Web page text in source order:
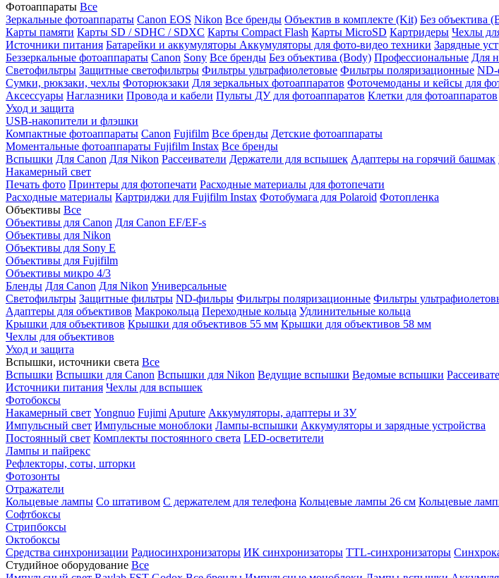
Фотоаппараты Все
Зеркальные фотоаппараты Canon EOS Nikon Все бренды Объектив в комплекте (Kit) Без объектива
Карты памяти Карты SD / SDHC / SDXC Карты Compact Flash Карты MicroSD Картридеры Чехлы
Источники питания Батарейки и аккумуляторы Аккумуляторы для фото-видео техники Зарядные
Беззеркальные фотоаппараты Canon Sony Все бренды Без объектива (Body) Профессиональные Для
Светофильтры Защитные светофильтры Фильтры ультрафиолетовые Фильтры поляризационные ND-
Сумки, рюкзаки, чехлы Фоторюкзаки Для зеркальных фотоаппаратов Фоточемоданы и кейсы для
Аксессуары Наглазники Провода и кабели Пульты ДУ для фотоаппаратов Клетки для фотоаппаратов
Уход и защита
USB-накопители и флэшки
Компактные фотоаппараты Canon Fujifilm Все бренды Детские фотоаппараты
Моментальные фотоаппараты Fujifilm Instax Все бренды
Вспышки Для Canon Для Nikon Рассеиватели Держатели для вспышек Адаптеры на горячий башмак
Накамерный свет
Печать фото Принтеры для фотопечати Расходные материалы для фотопечати
Расходные материалы Картриджи для Fujifilm Instax Фотобумага для Polaroid Фотопленка
Объективы Все
Объективы для Canon Для Canon EF/EF-s
Объективы для Nikon
Объективы для Sony E
Объективы для Fujifilm
Объективы микро 4/3
Бленды Для Canon Для Nikon Универсальные
Светофильтры Защитные фильтры ND-фильры Фильтры поляризационные Фильтры
Адаптеры для объективов Макрокольца Переходные кольца Удлинительные кольца
Крышки для объективов Крышки для объективов 55 мм Крышки для объективов 58 мм
Чехлы для объективов
Уход и защита
Вспышки, источники света Все
Вспышки Вспышки для Canon Вспышки для Nikon Ведущие вспышки Ведомые вспышки
Источники питания Чехлы для вспышек
Фотобоксы
Накамерный свет Yongnuo Fujimi Aputure Аккумуляторы, адаптеры и ЗУ
Импульсный свет Импульсные моноблоки Лампы-вспышки Аккумуляторы и зарядные устройства
Постоянный свет Комплекты постоянного света LED-осветители
Лампы и пайрекс
Рефлекторы, соты, шторки
Фотозонты
Отражатели
Кольцевые лампы Со штативом С держателем для телефона Кольцевые лампы 26 см Кольцевые
Софтбоксы
Стрипбоксы
Октобоксы
Средства синхронизации Радиосинхронизаторы ИК синхронизаторы TTL-синхронизаторы
Студийное оборудование Все